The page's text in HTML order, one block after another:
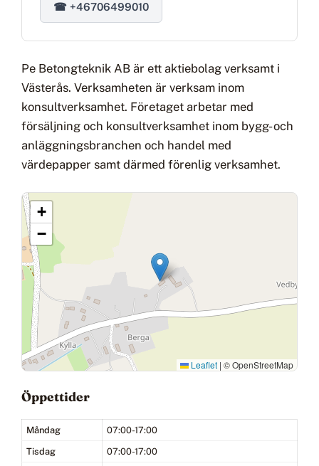
☎ +46706499010
Pe Betongteknik AB är ett aktiebolag verksamt i
Västerås. Verksamheten är verksam inom
konsultverksamhet. Företaget arbetar med
försäljning och konsultverksamhet inom bygg- och
anläggningsbranchen och handel med
värdepapper samt därmed förenlig verksamhet.
+
−
Leaflet | © OpenStreetMap
Öppettider
Måndag
07:00-17:00
Tisdag
07:00-17:00